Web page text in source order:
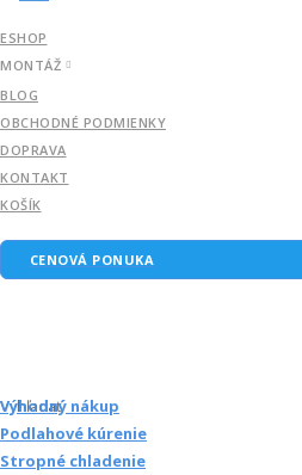
ESHOP
MONTÁŽ
BLOG
OBCHODNÉ PODMIENKY
DOPRAVA
KONTAKT
KOŠÍK
CENOVÁ PONUKA
Vyhľadať
Výhodný nákup
Podlahové kúrenie
Stropné chladenie